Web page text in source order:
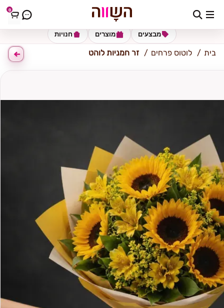
0 אשקלון
חנויות מוצרים מבצעים
בית לוטוס פרחים זר חמניות לוהט